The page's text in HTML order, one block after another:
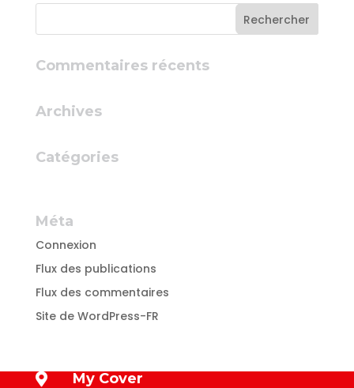
Commentaires récents
Archives
Catégories
Méta
Connexion
Flux des publications
Flux des commentaires
Site de WordPress-FR
 My Cover